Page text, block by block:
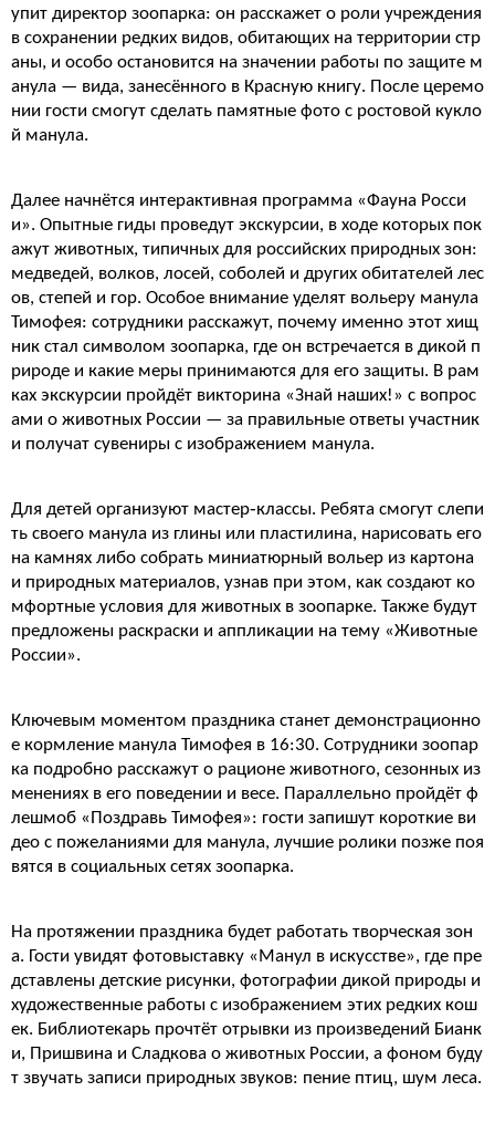
упит директор зоопарка: он расскажет о роли учреждения
в сохранении редких видов, обитающих на территории стр
аны, и особо остановится на значении работы по защите м
анула — вида, занесённого в Красную книгу. После церемо
нии гости смогут сделать памятные фото с ростовой кукло
й манула.
Далее начнётся интерактивная программа «Фауна Росси
и». Опытные гиды проведут экскурсии, в ходе которых пок
ажут животных, типичных для российских природных зон:
медведей, волков, лосей, соболей и других обитателей лес
ов, степей и гор. Особое внимание уделят вольеру манула
Тимофея: сотрудники расскажут, почему именно этот хищ
ник стал символом зоопарка, где он встречается в дикой п
рироде и какие меры принимаются для его защиты. В рам
ках экскурсии пройдёт викторина «Знай наших!» с вопрос
ами о животных России — за правильные ответы участник
и получат сувениры с изображением манула.
Для детей организуют мастер‑классы. Ребята смогут слепи
ть своего манула из глины или пластилина, нарисовать его
на камнях либо собрать миниатюрный вольер из картона
и природных материалов, узнав при этом, как создают ко
мфортные условия для животных в зоопарке. Также будут
предложены раскраски и аппликации на тему «Животные
России».
Ключевым моментом праздника станет демонстрационно
е кормление манула Тимофея в 16:30. Сотрудники зоопар
ка подробно расскажут о рационе животного, сезонных из
менениях в его поведении и весе. Параллельно пройдёт ф
лешмоб «Поздравь Тимофея»: гости запишут короткие ви
део с пожеланиями для манула, лучшие ролики позже поя
вятся в социальных сетях зоопарка.
На протяжении праздника будет работать творческая зон
а. Гости увидят фотовыставку «Манул в искусстве», где пре
дставлены детские рисунки, фотографии дикой природы и
художественные работы с изображением этих редких кош
ек. Библиотекарь прочтёт отрывки из произведений Бианк
и, Пришвина и Сладкова о животных России, а фоном буду
т звучать записи природных звуков: пение птиц, шум леса.